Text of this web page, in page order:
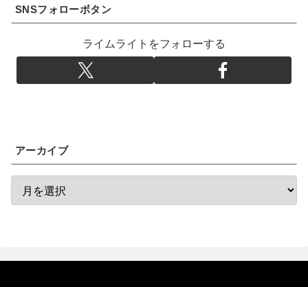
SNSフォローボタン
ライムライトをフォローする
アーカイブ